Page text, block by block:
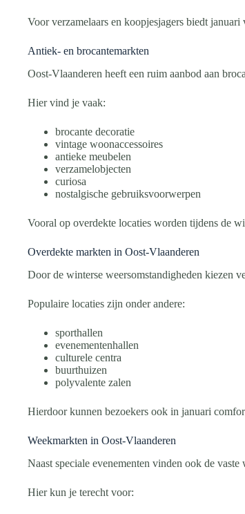
Voor verzamelaars en koopjesjagers biedt
Antiek- en brocantemarkten
Oost-Vlaanderen heeft een ruim aanbod aan
Hier vind je vaak:
brocante decoratie
vintage woonaccessoires
antieke meubelen
verzamelobjecten
curiosa
nostalgische gebruiksvoorwerpen
Vooral op overdekte locaties worden tijdens de
Overdekte markten in Oost-Vlaanderen
Door de winterse weersomstandigheden kiezen
Populaire locaties zijn onder andere:
sporthallen
evenementenhallen
culturele centra
buurthuizen
polyvalente zalen
Hierdoor kunnen bezoekers ook in januari
Weekmarkten in Oost-Vlaanderen
Naast speciale evenementen vinden ook de
Hier kun je terecht voor: